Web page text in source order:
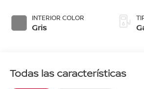
INTERIOR COLOR
Gris
Todas las características